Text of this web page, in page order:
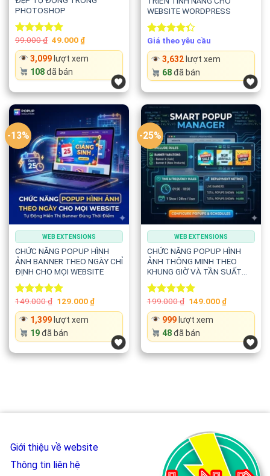
PHOTOSHOP
Rated5.00
out of 5
99.000₫ Original
was:
99.000 ₫.
49.000 ₫Current
price
is:
49.000 ₫.
3,099lượt xem
108đã bán
WEBSITE WORDPRESS
Rated
4.33out
of 5
Giá theo yêu cầu
3,632lượt xem
68đã bán
-13%
WEB EXTENSIONS
CHỨC NĂNG POPUP HÌNH
ẢNH BANNER THEO NGÀY CHỈ
ĐỊNH CHO MỌI WEBSITE
Rated5.00
out of 5
149.000₫ Original
was:
149.000 ₫.
129.000 ₫Current
price
1,399lượt xem
19đã bán
-25%
WEB EXTENSIONS
CHỨC NĂNG POPUP HÌNH
ẢNH THÔNG MINH THEO
KHUNG GIỜ VÀ TẦN SUẤT
HIỂN THỊ
Rated5.00
out of 5
199.000₫ Original
was:
199.000 ₫.
149.000 ₫Current
price
999lượt xem
48đã bán
Giới thiệu về website
Thông tin liên hệ